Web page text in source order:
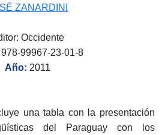
ZANARDINI
Occidente
978-99967-23-01-8
Año: 2011
una tabla con la presentación
del Paraguay con los